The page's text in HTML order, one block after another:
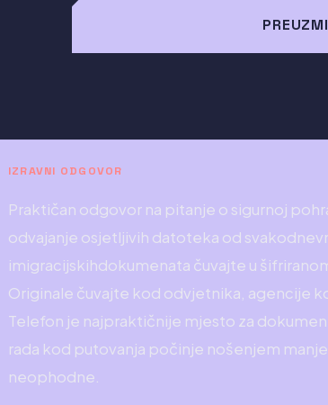
IZRAVNI ODGOVOR
Praktičan odgovor na pitanje o sigurnoj
odvajanje osjetljivih datoteka od
imigracijskihdokumenata čuvajte u
Originale čuvajte kod odvjetnika, agencije
Telefon je najpraktičnije mjesto za
rada kod putovanja počinje nošenjem
neophodne.